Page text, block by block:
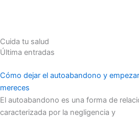
Cuida tu salud
Última entradas
Cómo dejar el autoabandono y
mereces
El autoabandono es una forma de
caracterizada por la negligencia y